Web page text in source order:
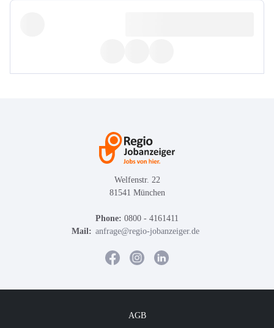
Welfenstr. 22
81541 München
Phone: 0800 - 4161411
Mail: anfrage@regio-jobanzeiger.de
AGB